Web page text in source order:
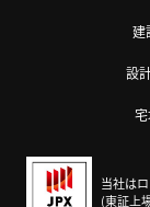
建
設
当社は
(東証上